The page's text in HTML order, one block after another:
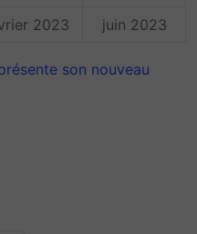
2023 juin 2023
son nouveau